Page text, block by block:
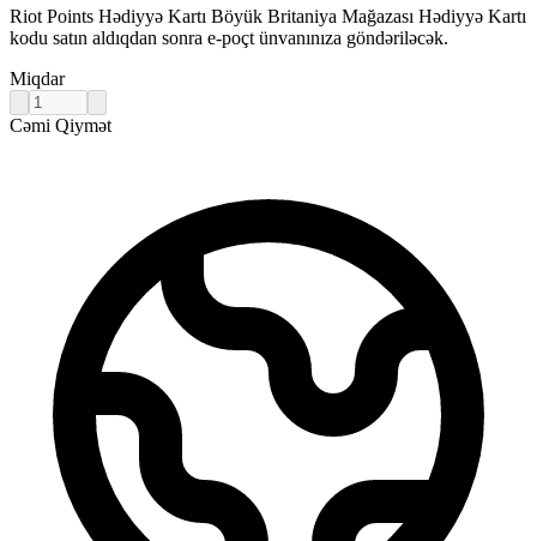
Riot Points Hədiyyə Kartı Böyük Britaniya Mağazası Hədiyyə Kartı
kodu satın aldıqdan sonra e-poçt ünvanınıza göndəriləcək.
Miqdar
Cəmi Qiymət